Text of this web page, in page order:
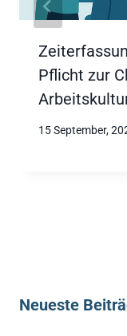
Pflicht zur
15 September,
Neueste